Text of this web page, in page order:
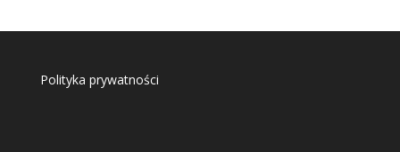
Polityka prywatności